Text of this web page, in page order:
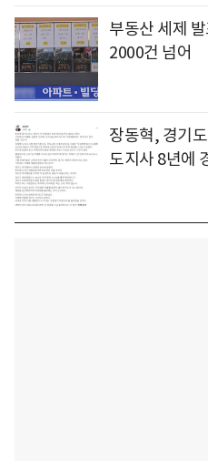
부동산 세제
2000건 넘어
장동혁, 경기
도지사 8년에